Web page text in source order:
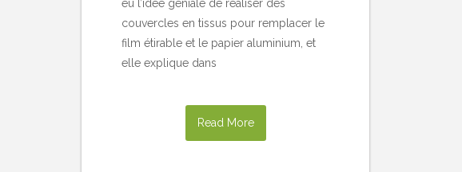
eu l’idée géniale de réaliser des
couvercles en tissus pour remplacer le
film étirable et le papier aluminium, et
elle explique dans
Read More